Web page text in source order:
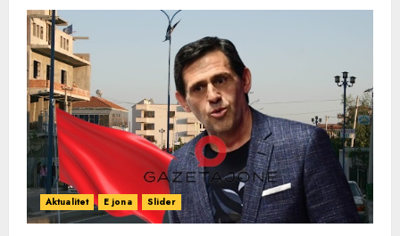
Aktualitet E jona Slider